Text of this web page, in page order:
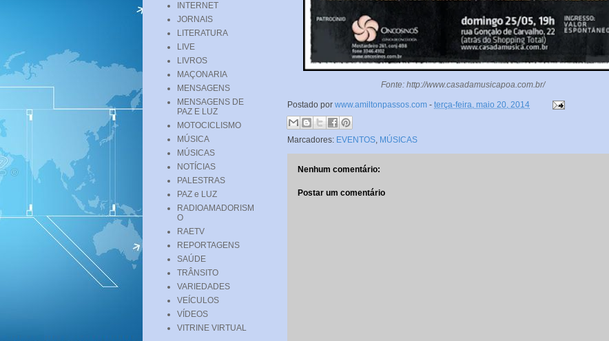
Fonte: http://www.casadamusicapoa.com.br/
Postado por www.amiltonpassos.com - terça-feira, maio 20, 2014
Marcadores: EVENTOS, MÚSICAS
Nenhum comentário:
Postar um comentário
INTERNET
JORNAIS
LITERATURA
LIVE
LIVROS
MAÇONARIA
MENSAGENS
MENSAGENS DE
PAZ E LUZ
MOTOCICLISMO
MÚSICA
MÚSICAS
NOTÍCIAS
PALESTRAS
PAZ e LUZ
RADIOAMADORISM
O
RAETV
REPORTAGENS
SAÚDE
TRÂNSITO
VARIEDADES
VEÍCULOS
VÍDEOS
VITRINE VIRTUAL